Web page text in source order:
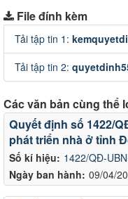
File đính kèm
Tải tập tin 1:
Tải tập tin 2:
Các văn bản cùng thể
Số kí hiệu: 1422/QĐ-
Ngày ban hành: 09/04/
Quyết định số 1422/
phát triển nhà ở tỉnh